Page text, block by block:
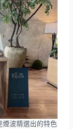
煙波精選出的特色